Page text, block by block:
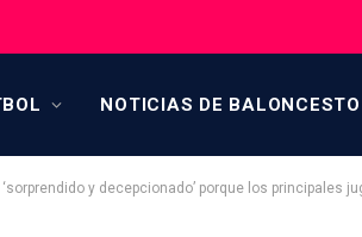
NOTICIAS DE BALONCESTO
y decepcionado’ porque los